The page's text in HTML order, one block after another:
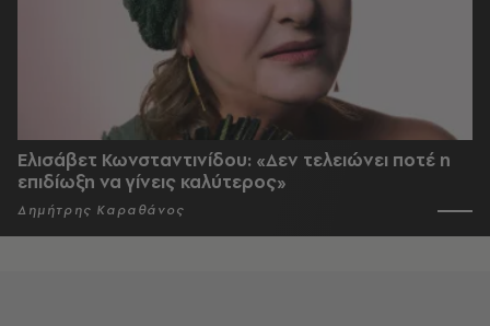
Ελισάβετ Κωνσταντινίδου: «Δεν τελειώνει ποτέ η
επιδίωξη να γίνεις καλύτερος»
Δημήτρης Καραθάνος